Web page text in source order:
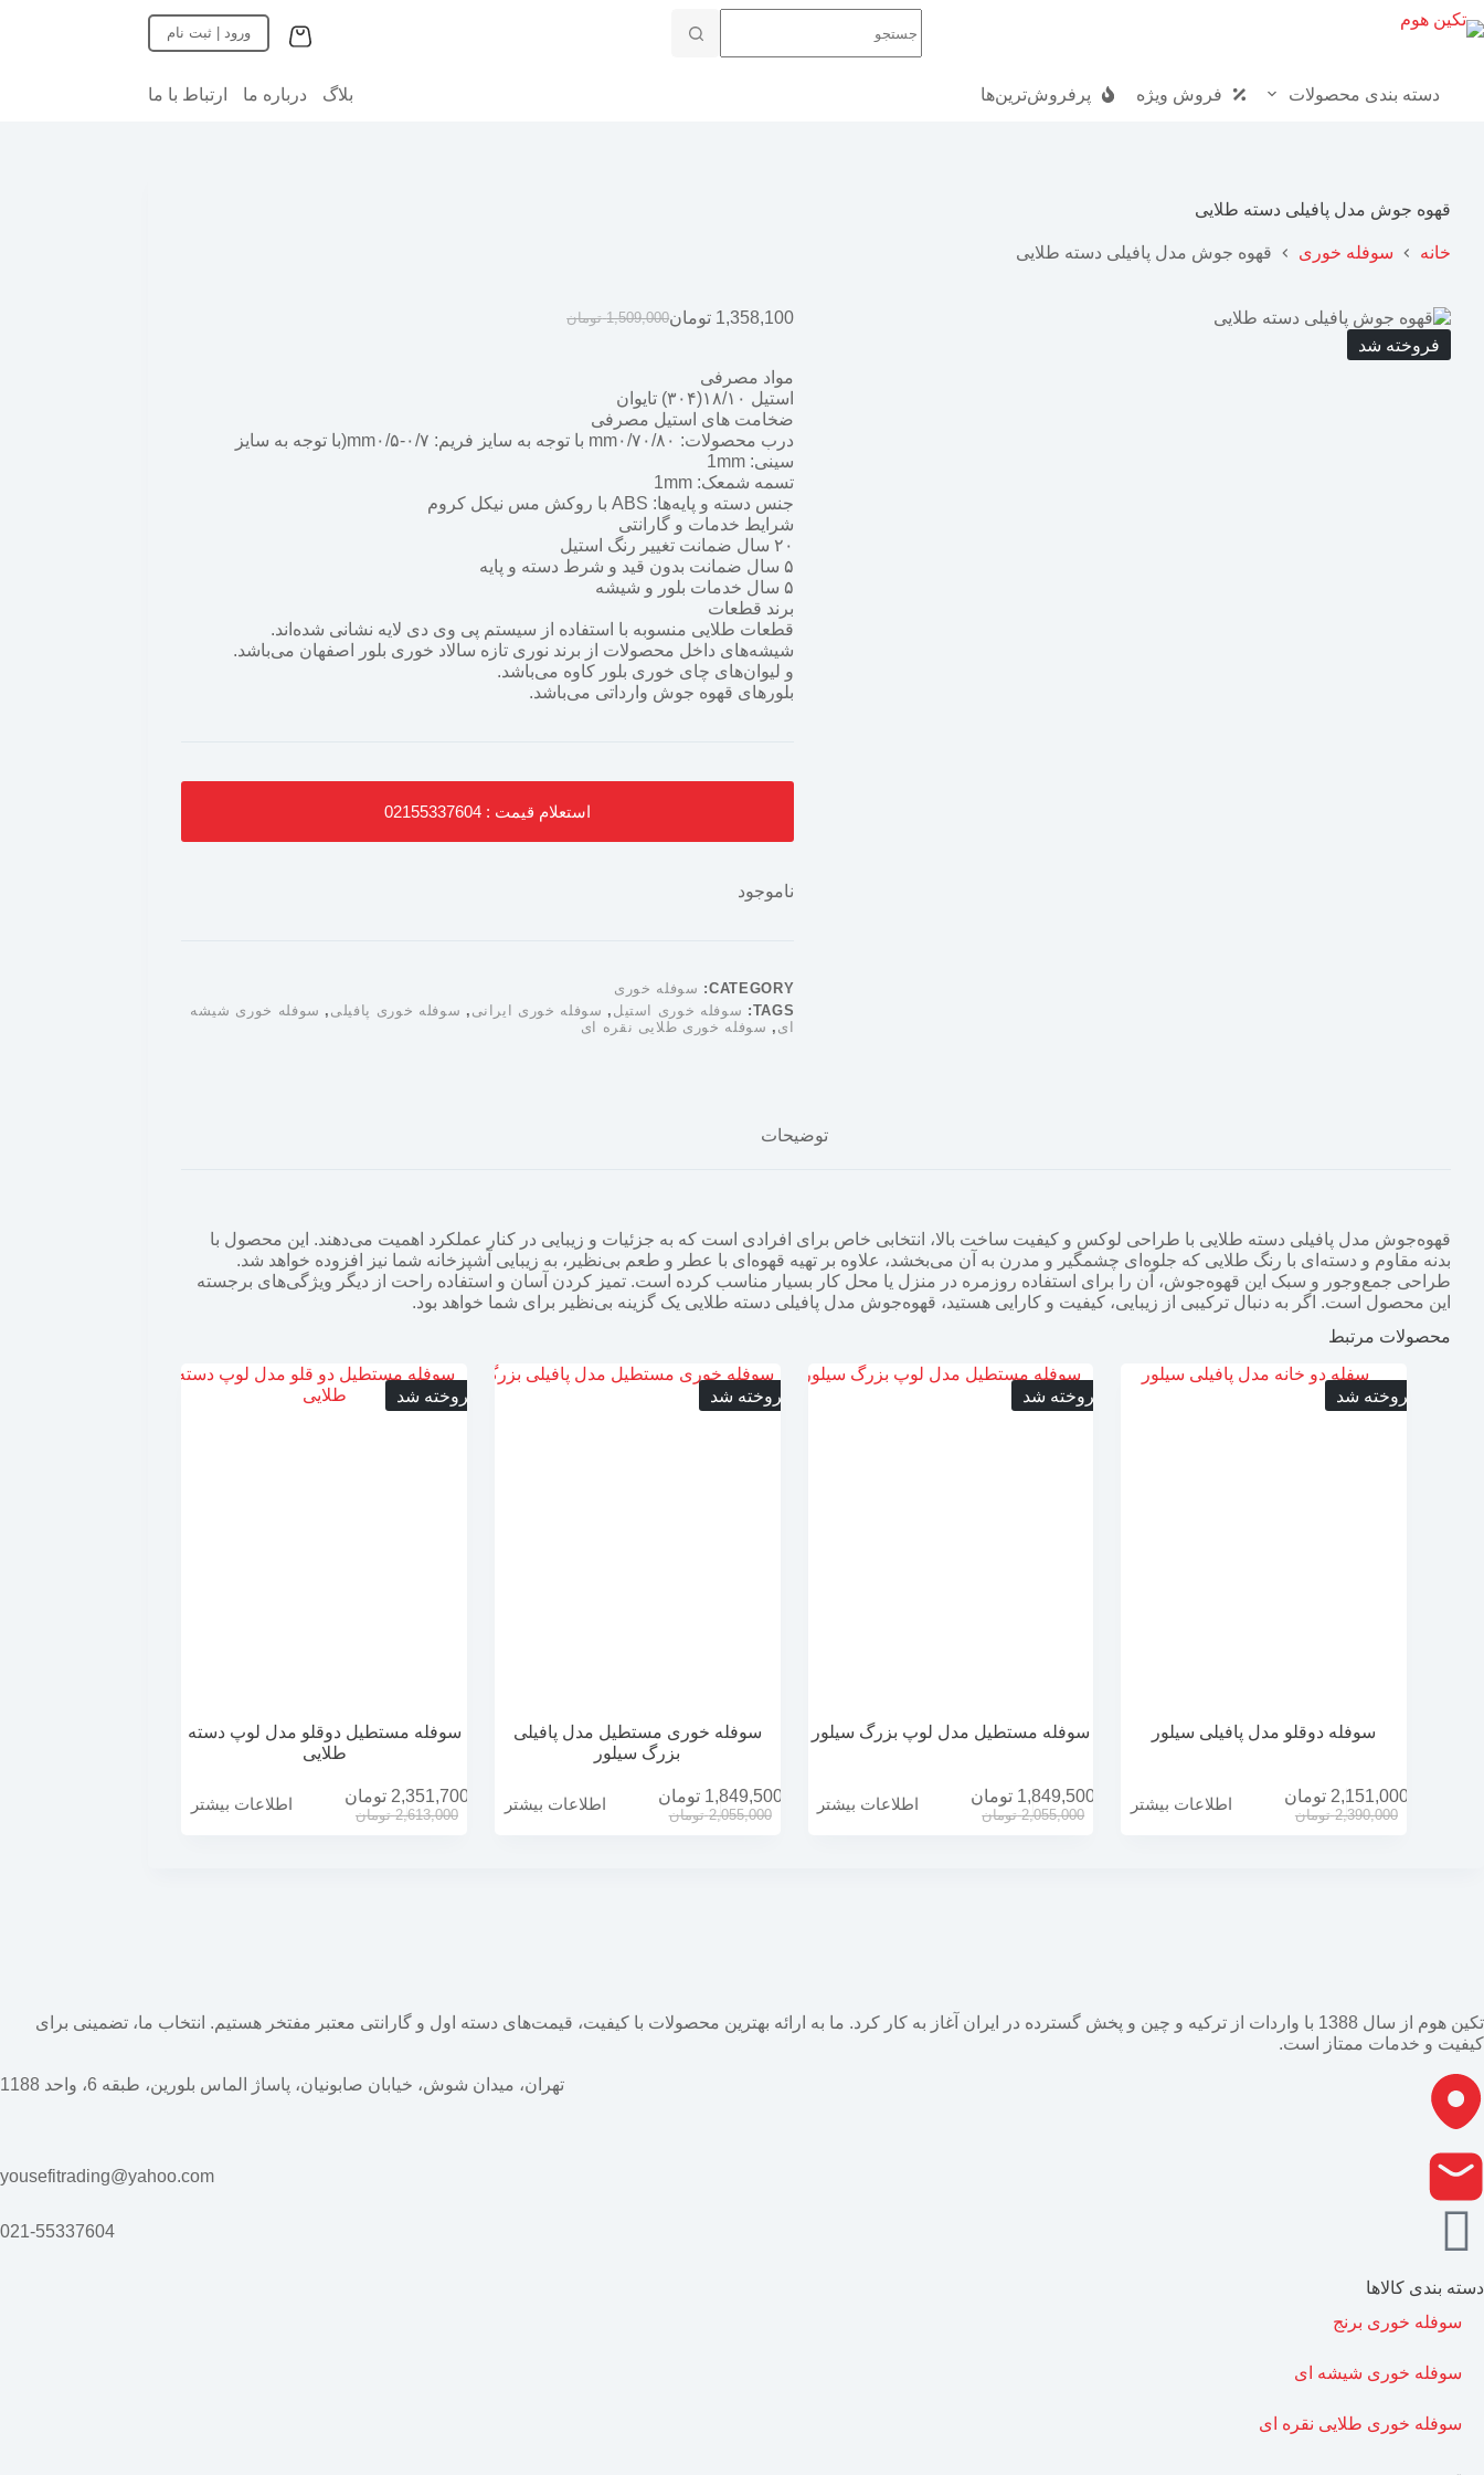
ورود | ثبت نام
دسته بندی محصولات فروش ویژه پرفروش‌ترین‌ها بلاگ درباره ما ارتباط با ما
قهوه جوش مدل پافیلی دسته طلایی
خانه سوفله خوری قهوه جوش مدل پافیلی دسته طلایی
فروخته شد
1,509,000 تومان 1,358,100 تومان
مواد مصرفی
استیل ۱۸/۱۰(۳۰۴) تایوان
ضخامت های استیل مصرفی
درب محصولات: mm۰/۷۰/۸۰ با توجه به سایز فریم: ۰/۷-mm۰/۵(با توجه به سایز
سینی: 1mm
تسمه شمعک: 1mm
جنس دسته و پایه‌ها: ABS با روکش مس نیکل کروم
شرایط خدمات و گارانتی
۲۰ سال ضمانت تغییر رنگ استیل
۵ سال ضمانت بدون قید و شرط دسته و پایه
۵ سال خدمات بلور و شیشه
برند قطعات
قطعات طلایی منسوبه با استفاده از سیستم پی وی دی لایه نشانی شده‌اند.
شیشه‌های داخل محصولات از برند نوری تازه سالاد خوری بلور اصفهان می‌باشد.
و لیوان‌های چای خوری بلور کاوه می‌باشد.
بلورهای قهوه جوش وارداتی می‌باشد.
استعلام قیمت : 02155337604
ناموجود
CATEGORY:
سوفله خوری
TAGS:
سوفله خوری استیل , سوفله خوری ایرانی , سوفله خوری پافیلی , سوفله خوری شیشه
ای , سوفله خوری طلایی نقره ای
توضیحات
قهوه‌جوش مدل پافیلی دسته طلایی با طراحی لوکس و کیفیت ساخت بالا، انتخابی خاص برای افرادی است که به جزئیات و زیبایی در کنار عملکرد اهمیت می‌دهند. این محصول با
بدنه مقاوم و دسته‌ای با رنگ طلایی که جلوه‌ای چشمگیر و مدرن به آن می‌بخشد، علاوه بر تهیه قهوه‌ای با عطر و طعم بی‌نظیر، به زیبایی آشپزخانه شما نیز افزوده خواهد شد.
طراحی جمع‌وجور و سبک این قهوه‌جوش، آن را برای استفاده روزمره در منزل یا محل کار بسیار مناسب کرده است. تمیز کردن آسان و استفاده راحت از دیگر ویژگی‌های برجسته
این محصول است. اگر به دنبال ترکیبی از زیبایی، کیفیت و کارایی هستید، قهوه‌جوش مدل پافیلی دسته طلایی یک گزینه بی‌نظیر برای شما خواهد بود.
محصولات مرتبط
فروخته شد
سوفله دوقلو مدل پافیلی سیلور
2,390,000 تومان
2,151,000 تومان اطلاعات بیشتر
فروخته شد
سوفله مستطيل مدل لوپ بزرگ سيلور
2,055,000 تومان
1,849,500 تومان اطلاعات بیشتر
فروخته شد
سوفله خوری مستطیل مدل پافیلی
بزرگ سیلور
2,055,000 تومان
1,849,500 تومان اطلاعات بیشتر
فروخته شد
سوفله مستطيل دوقلو مدل لوپ دسته
طلایی
2,613,000 تومان
2,351,700 تومان اطلاعات بیشتر
تکین هوم از سال 1388 با واردات از ترکیه و چین و پخش گسترده در ایران آغاز به کار کرد. ما به ارائه بهترین محصولات با کیفیت، قیمت‌های دسته اول و گارانتی معتبر مفتخر هستیم. انتخاب ما، تضمینی برای
کیفیت و خدمات ممتاز است.
تهران، میدان شوش، خیابان صابونیان، پاساژ الماس بلورین، طبقه 6، واحد 1188
yousefitrading@yahoo.com
021-55337604
دسته بندی کالاها
سوفله خوری برنج
سوفله خوری شیشه ای
سوفله خوری طلایی نقره ای